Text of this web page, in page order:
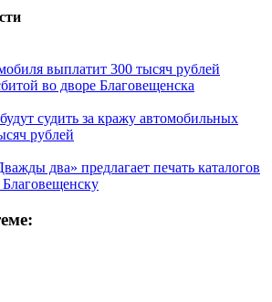
выплатит 300 тысяч рублей
во дворе Благовещенска
судить за кражу автомобильных
рублей
два» предлагает печать каталогов
Благовещенску